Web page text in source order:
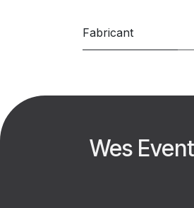
Fabricant
Wes